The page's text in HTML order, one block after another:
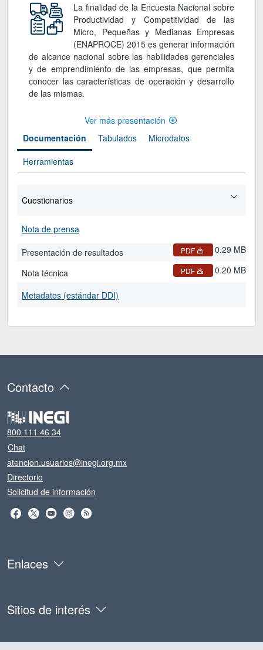
La finalidad de la Encuesta Nacional sobre
Productividad y Competitividad de las
Micro, Pequeñas y Medianas Empresas
(ENAPROCE) 2015 es generar información
de alcance nacional sobre las habilidades gerenciales
y de emprendimiento de las empresas, que permita
conocer las características de operación y desarrollo
de las mismas.
Ver más presentación
Documentación
Tabulados
Microdatos
Herramientas
Cuestionarios
Nota de prensa
Presentación de resultados
PDF
0.29 MB
Nota técnica
PDF 0.20 MB
Metadatos (estándar DDI)
Contacto
800 111 46 34
Chat
atencion.usuarios@inegi.org.mx
Directorio
Solicitud de información
Enlaces
Sitios de interés